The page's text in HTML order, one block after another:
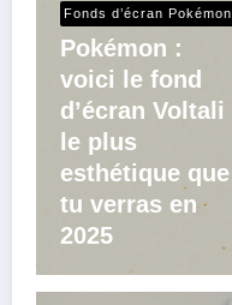
Fonds d’écran Pokémon
Pokémon :
voici le fond
d’écran Voltali
le plus
esthétique que
tu verras en
2025